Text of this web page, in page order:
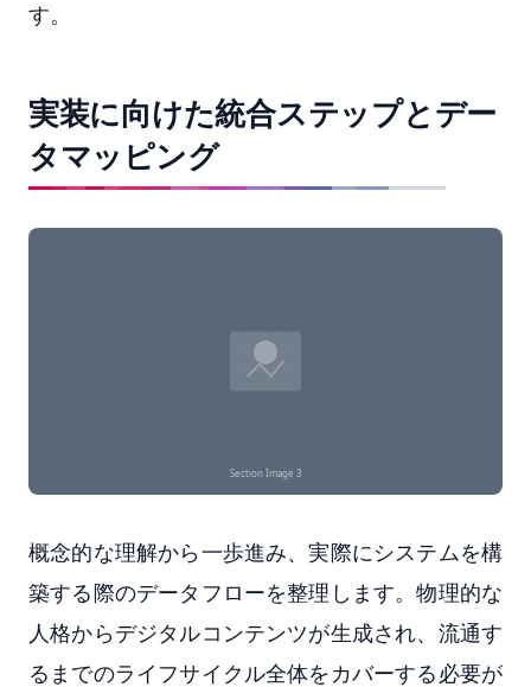
す。
実装に向けた統合ステップとデー
タマッピング
概念的な理解から一歩進み、実際にシステムを構
築する際のデータフローを整理します。物理的な
人格からデジタルコンテンツが生成され、流通す
るまでのライフサイクル全体をカバーする必要が